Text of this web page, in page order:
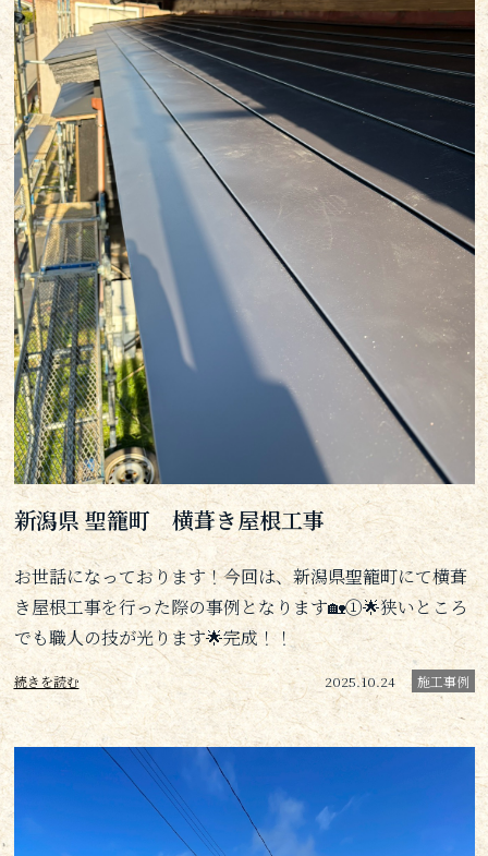
新潟県 聖籠町 横葺き屋根工事
お世話になっております！今回は、新潟県聖籠町にて横葺
き屋根工事を行った際の事例となります🏡①🌟狭いところ
でも職人の技が光ります🌟完成！！
続きを読む 2025.10.24 施工事例